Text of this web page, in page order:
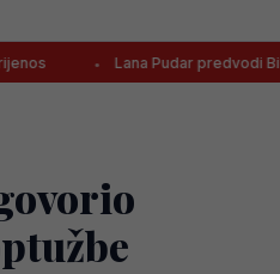
Lana Pudar predvodi BiH na